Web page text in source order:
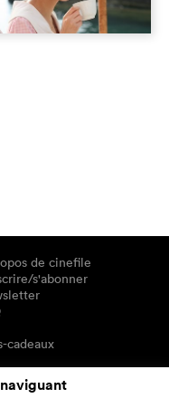
de cinefile
s'abonner
cadeaux